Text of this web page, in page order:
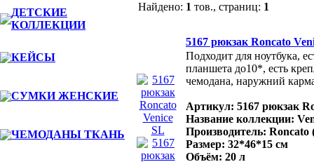
ДЕТСКИЕ
КОЛЛЕКЦИИ
КЕЙСЫ
СУМКИ ЖЕНСКИЕ
ЧЕМОДАНЫ ТКАНЬ
Найдено: 1 тов., страниц: 1
5167 рюкзак Roncato
Подходит для ноутбука,
планшета до10*, есть
чемодана, наружний
Артикул: 5167 рюкзак
Название коллекции:
Производитель: Roncato
Размер: 32*46*15 см
Объём: 20 л